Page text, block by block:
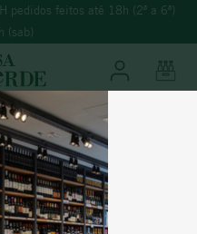
pedidos feitos até 18h (2ª a 6ª)
(sab)
MAIS BUSCADOS
º
morande
º
espumante